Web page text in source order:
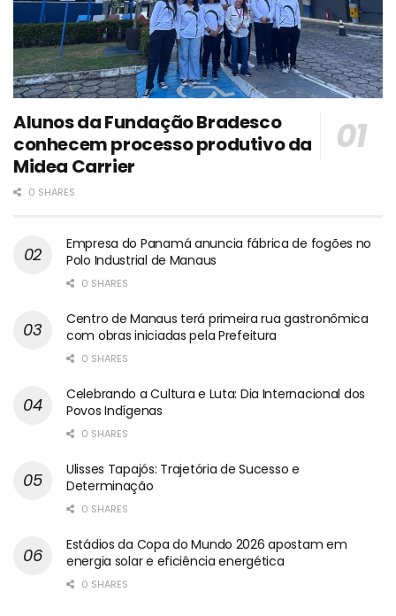
Alunos da Fundação Bradesco
conhecem processo produtivo da
Midea Carrier
0 SHARES
Empresa do Panamá anuncia fábrica de fogões no
Polo Industrial de Manaus
0 SHARES
Centro de Manaus terá primeira rua gastronômica
com obras iniciadas pela Prefeitura
0 SHARES
Celebrando a Cultura e Luta: Dia Internacional dos
Povos Indígenas
0 SHARES
Ulisses Tapajós: Trajetória de Sucesso e
Determinação
0 SHARES
Estádios da Copa do Mundo 2026 apostam em
energia solar e eficiência energética
0 SHARES